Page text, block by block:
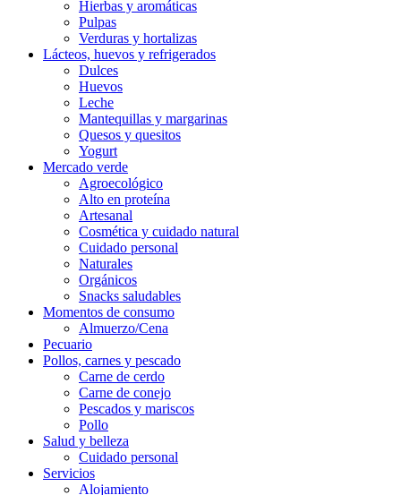
Hierbas y aromáticas
Pulpas
Verduras y hortalizas
Lácteos, huevos y refrigerados
Dulces
Huevos
Leche
Mantequillas y margarinas
Quesos y quesitos
Yogurt
Mercado verde
Agroecológico
Alto en proteína
Artesanal
Cosmética y cuidado natural
Cuidado personal
Naturales
Orgánicos
Snacks saludables
Momentos de consumo
Almuerzo/Cena
Pecuario
Pollos, carnes y pescado
Carne de cerdo
Carne de conejo
Pescados y mariscos
Pollo
Salud y belleza
Cuidado personal
Servicios
Alojamiento